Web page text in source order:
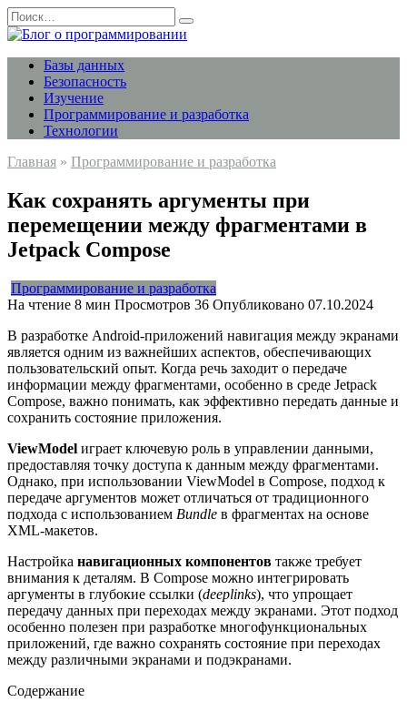
Перейти
к
содержанию
Search
for:
Базы данных
Безопасность
Изучение
Программирование и разработка
Технологии
Главная » Программирование и разработка
Как сохранять аргументы при
перемещении между фрагментами в
Jetpack Compose
Программирование и разработка
На чтение 8 мин Просмотров 36 Опубликовано 07.10.2024
В разработке Android-приложений навигация между экранами
является одним из важнейших аспектов, обеспечивающих
пользовательский опыт. Когда речь заходит о передаче
информации между фрагментами, особенно в среде Jetpack
Compose, важно понимать, как эффективно передать данные и
сохранить состояние приложения.
ViewModel играет ключевую роль в управлении данными,
предоставляя точку доступа к данным между фрагментами.
Однако, при использовании ViewModel в Compose, подход к
передаче аргументов может отличаться от традиционного
подхода с использованием Bundle в фрагментах на основе
XML-макетов.
Настройка навигационных компонентов также требует
внимания к деталям. В Compose можно интегрировать
аргументы в глубокие ссылки (deeplinks), что упрощает
передачу данных при переходах между экранами. Этот подход
особенно полезен при разработке многофункциональных
приложений, где важно сохранять состояние при переходах
между различными экранами и подэкранами.
Содержание